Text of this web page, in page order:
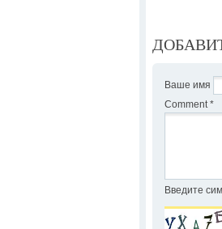
Ваше имя
Comment *
Введите